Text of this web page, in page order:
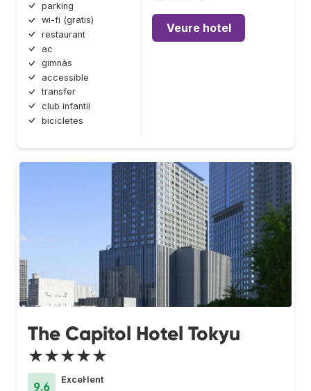
parking
wi-fi (gratis)
restaurant
ac
gimnàs
accessible
transfer
club infantil
bicicletes
Veure hotel
The Capitol Hotel Tokyu
★★★★★
9.6
Excel·lent